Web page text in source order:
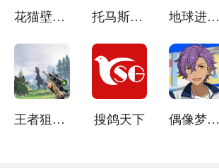
花猫壁纸免费版 托马斯的小火车 地球进化手机版
王者狙击使命 搜鸽天下 偶像梦幻祭！！Training